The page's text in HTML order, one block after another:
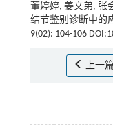
董婷婷, 姜文弟, 张
结节鉴别诊断中的
9(02): 104-106
上一篇